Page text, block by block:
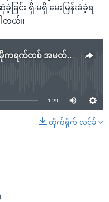
ြင်း ရှိ-မရှိ မေးမြန်းခံခဲ့ရ
တယ်။
ကန်ရှေ့နေချုပ် နုတ်ထွက်ဖို့ ဒီမိုကရက်တစ် အမတ်တွေ တောင်းဆို
available
1:29
တိုက်ရိုက် လင့်ခ်